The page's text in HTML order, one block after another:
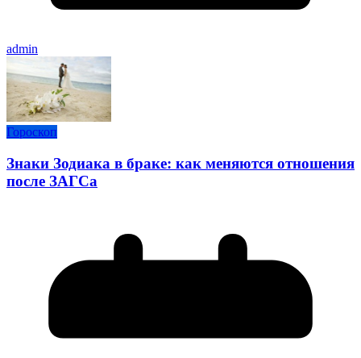
admin
Гороскоп
Знаки Зодиака в браке: как меняются отношения
после ЗАГСа